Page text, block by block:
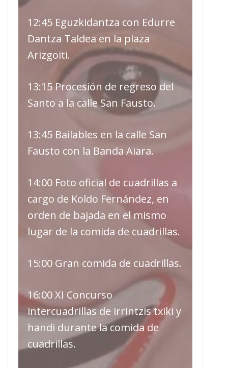
12:45 Eguzkidantza con Edurre
Dantza Taldea en la plaza
Arizgoiti.
13:15 Procesión de regreso del
Santo a la calle San Fausto.
13:45 Bailables en la calle San
Fausto con la Banda Aiara.
14:00 Foto oficial de cuadrillas a
cargo de Koldo Fernández, en
orden de bajada en el mismo
lugar de la comida de cuadrillas.
15:00 Gran comida de cuadrillas.
16:00 XI Concurso
intercuadrillas de irrintzis txiki y
handi durante la comida de
cuadrillas.